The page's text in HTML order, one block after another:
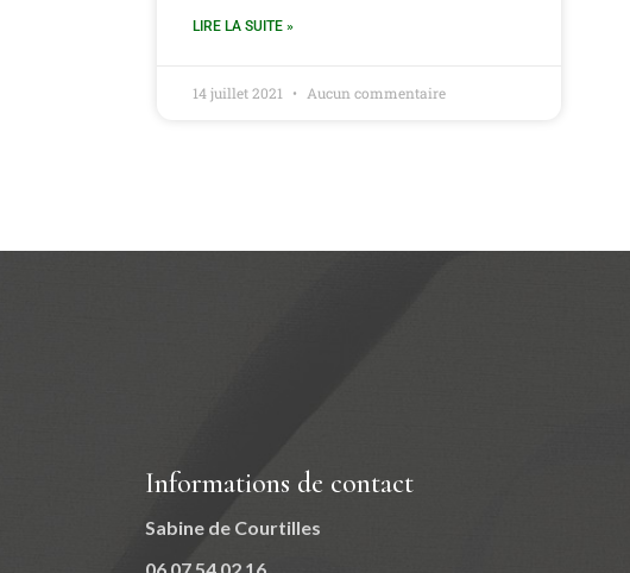
LIRE LA SUITE »
14 juillet 2021 Aucun commentaire
Informations de contact
Sabine de Courtilles